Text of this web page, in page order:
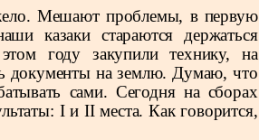
Мешают проблемы, в первую
казаки стараются держаться
году закупили технику, на
документы на землю. Думаю, что
сами. Сегодня на сборах
I и II места. Как говорится,